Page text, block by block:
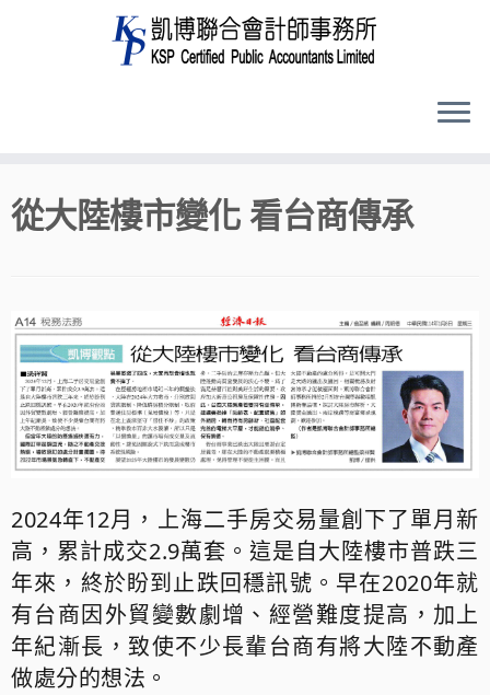
to
content
從大陸樓市變化 看台商傳承
2024年12月，上海二手房交易量創下了單月新
高，累計成交2.9萬套。這是自大陸樓市普跌三
年來，終於盼到止跌回穩訊號。早在2020年就
有台商因外貿變數劇增、經營難度提高，加上
年紀漸長，致使不少長輩台商有將大陸不動產
做處分的想法。